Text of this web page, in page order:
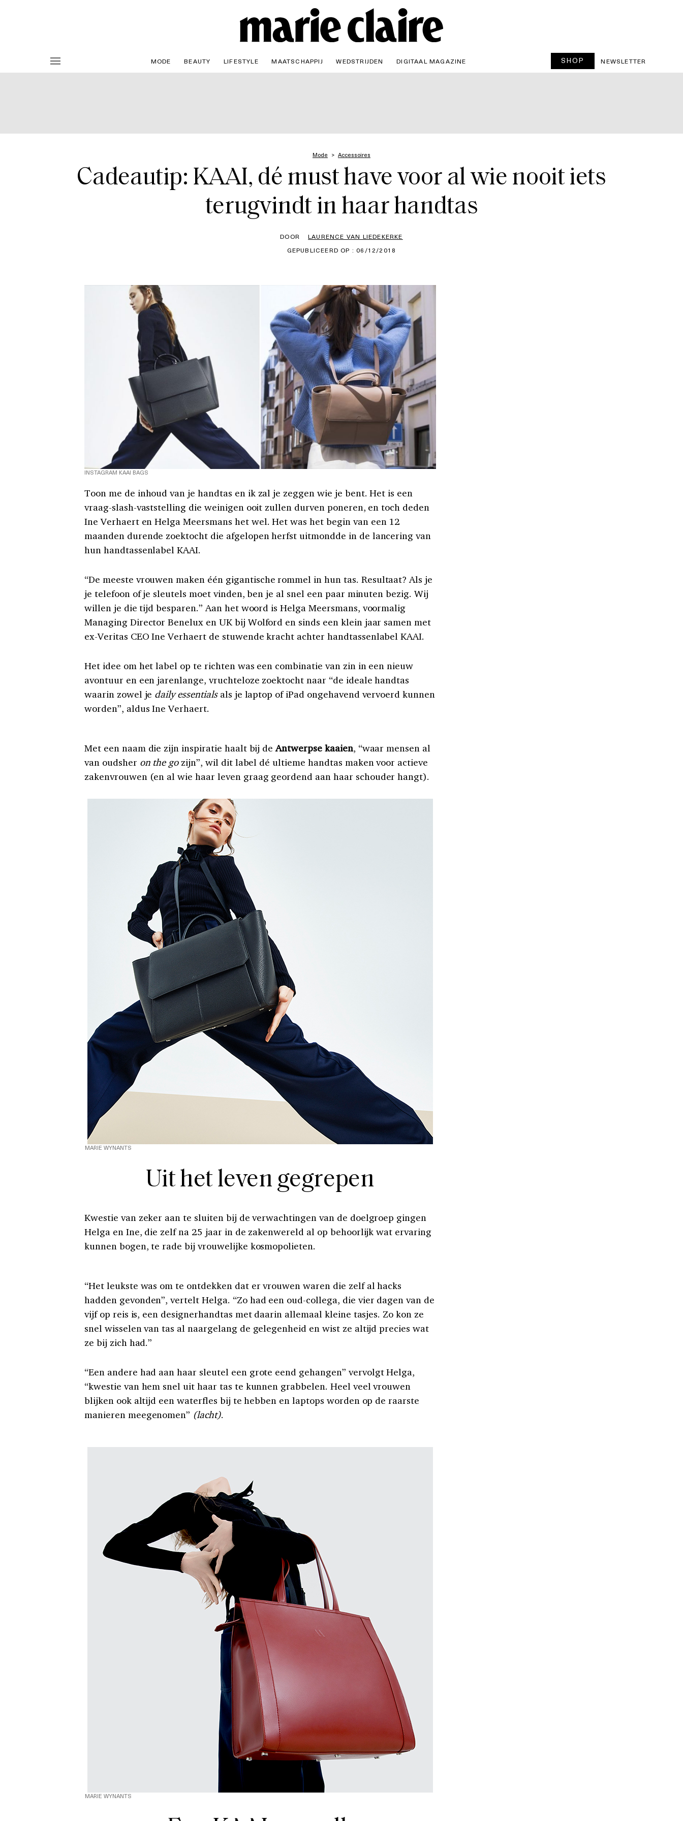
MODE BEAUTY LIFESTYLE MAATSCHAPPIJ WEDSTRIJDEN DIGITAAL MAGAZINE SHOP NEWSLETTER
Mode Accessoires
Cadeautip: KAAI, dé must have voor al wie nooit iets
terugvindt in haar handtas
DOOR
LAURENCE VAN LIEDEKERKE
GEPUBLICEERD OP : 06/12/2018
INSTAGRAM KAAI BAGS
Toon me de inhoud van je handtas en ik zal je zeggen wie je bent. Het is een
vraag-slash-vaststelling die weinigen ooit zullen durven poneren, en toch deden
Ine Verhaert en Helga Meersmans het wel. Het was het begin van een 12
maanden durende zoektocht die afgelopen herfst uitmondde in de lancering van
hun handtassenlabel KAAI.
“De meeste vrouwen maken één gigantische rommel in hun tas. Resultaat? Als je
je telefoon of je sleutels moet vinden, ben je al snel een paar minuten bezig. Wij
willen je die tijd besparen.” Aan het woord is Helga Meersmans, voormalig
Managing Director Benelux en UK bij Wolford en sinds een klein jaar samen met
ex-Veritas CEO Ine Verhaert de stuwende kracht achter handtassenlabel KAAI.
Het idee om het label op te richten was een combinatie van zin in een nieuw
avontuur en een jarenlange, vruchteloze zoektocht naar “de ideale handtas
waarin zowel je daily essentialsals je laptop of iPad ongehavend vervoerd kunnen
worden”, aldus Ine Verhaert.
Met een naam die zijn inspiratie haalt bij deAntwerpse kaaien, “waar mensen al
van oudsher on the gozijn”, wil dit label dé ultieme handtas maken voor actieve
zakenvrouwen (en al wie haar leven graag geordend aan haar schouder hangt).
MARIE WYNANTS
Uit het leven gegrepen
Kwestie van zeker aan te sluiten bij de verwachtingen van de doelgroep gingen
Helga en Ine, die zelf na 25 jaar in de zakenwereld al op behoorlijk wat ervaring
kunnen bogen, te rade bij vrouwelijke kosmopolieten.
“Het leukste was om te ontdekken dat er vrouwen waren die zelf al hacks
hadden gevonden”, vertelt Helga. “Zo had een oud-collega, die vier dagen van de
vijf op reis is, een designerhandtas met daarin allemaal kleine tasjes. Zo kon ze
snel wisselen van tas al naargelang de gelegenheid en wist ze altijd precies wat
ze bij zich had.”
“Een andere had aan haar sleutel een grote eend gehangen” vervolgt Helga,
“kwestie van hem snel uit haar tas te kunnen grabbelen. Heel veel vrouwen
blijken ook altijd een waterfles bij te hebben en laptops worden op de raarste
manieren meegenomen” (lacht).
MARIE WYNANTS